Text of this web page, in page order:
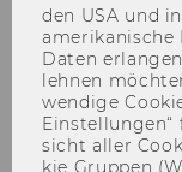
den USA und
amerikanische
Daten
leh­nen
wen­di­ge
sicht aller
kie Grup­pen